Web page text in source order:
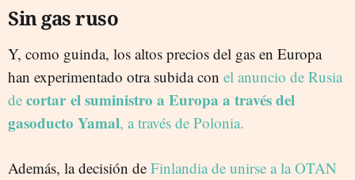
Sin gas ruso
Y, como guinda, los altos precios del gas en Europa
han experimentado otra subida con el anuncio de Rusia
de cortar el suministro a Europa a través del
gasoducto Yamal, a través de Polonia.
Además, la decisión de Finlandia de unirse a la OTAN